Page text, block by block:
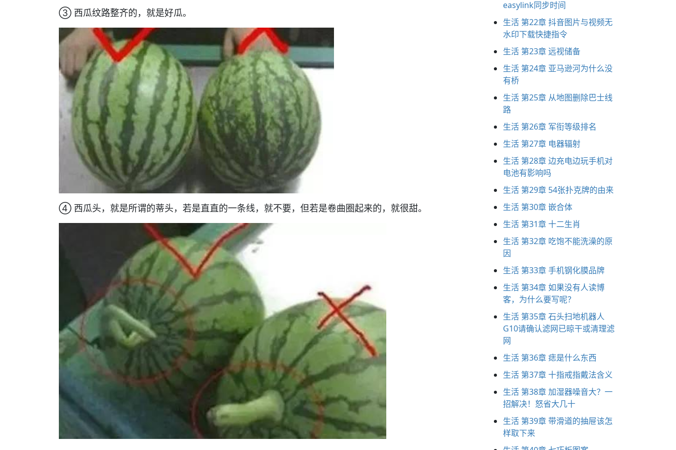
③ 西瓜纹路整齐的，就是好瓜。
④ 西瓜头，就是所谓的蒂头，若是直直的一条线，就不要，但若是卷曲圈起来的，就很甜。
easylink同步时间
生活 第22章 抖音图片与视频无
水印下载快捷指令
生活 第23章 远视储备
生活 第24章 亚马逊河为什么没
有桥
生活 第25章 从地图删除巴士线
路
生活 第26章 军衔等级排名
生活 第27章 电器辐射
生活 第28章 边充电边玩手机对
电池有影响吗
生活 第29章 54张扑克牌的由来
生活 第30章 嵌合体
生活 第31章 十二生肖
生活 第32章 吃饱不能洗澡的原
因
生活 第33章 手机钢化膜品牌
生活 第34章 如果没有人读博
客，为什么要写呢？
生活 第35章 石头扫地机器人
G10请确认滤网已晾干或清理滤
网
生活 第36章 痣是什么东西
生活 第37章 十指戒指戴法含义
生活 第38章 加湿器噪音大？一
招解决！怒省大几十
生活 第39章 带滑道的抽屉该怎
样取下来